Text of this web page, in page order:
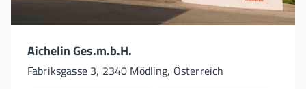
Aichelin Ges.m.b.H.
Fabriksgasse 3, 2340 Mödling, Österreich